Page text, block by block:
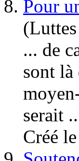
8. Pour
... de
sont là
serait
Créé